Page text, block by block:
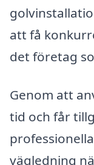
att få
det företag
Genom att
tid och får
vägledning